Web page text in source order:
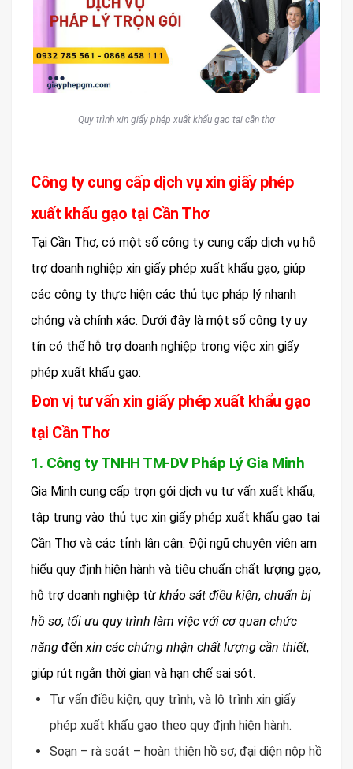
Quy trình xin giấy phép xuất khẩu gạo tại cần thơ
Công ty cung cấp dịch vụ xin giấy phép
xuất khẩu gạo tại Cần Thơ
Tại Cần Thơ, có một số công ty cung cấp dịch vụ hỗ
trợ doanh nghiệp xin giấy phép xuất khẩu gạo, giúp
các công ty thực hiện các thủ tục pháp lý nhanh
chóng và chính xác. Dưới đây là một số công ty uy
tín có thể hỗ trợ doanh nghiệp trong việc xin giấy
phép xuất khẩu gạo:
Đơn vị tư vấn xin giấy phép xuất khẩu gạo
tại Cần Thơ
1. Công ty TNHH TM-DV Pháp Lý Gia Minh
Gia Minh cung cấp trọn gói dịch vụ tư vấn xuất khẩu,
tập trung vào thủ tục xin giấy phép xuất khẩu gạo tại
Cần Thơ và các tỉnh lân cận. Đội ngũ chuyên viên am
hiểu quy định hiện hành và tiêu chuẩn chất lượng gạo,
hỗ trợ doanh nghiệp từ khảo sát điều kiện, chuẩn bị
hồ sơ, tối ưu quy trình làm việc với cơ quan chức
năng đếnxin các chứng nhận chất lượng cần thiết,
giúp rút ngắn thời gian và hạn chế sai sót.
Tư vấn điều kiện, quy trình, và lộ trình xin giấy
phép xuất khẩu gạo theo quy định hiện hành.
Soạn – rà soát – hoàn thiện hồ sơ; đại diện nộp hồ